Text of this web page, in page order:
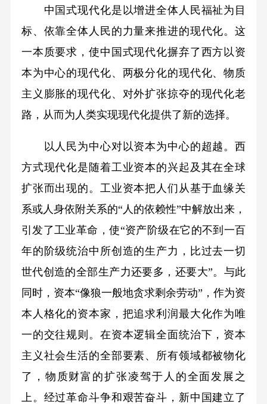
中国式现代化是以增进全体人民福祉为目
标、依靠全体人民的力量来推进的现代化。这
一本质要求，使中国式现代化摒弃了西方以资
本为中心的现代化、两极分化的现代化、物质
主义膨胀的现代化、对外扩张掠夺的现代化老
路，从而为人类实现现代化提供了新的选择。
以人民为中心对以资本为中心的超越。西
方式现代化是随着工业资本的兴起及其在全球
扩张而出现的。工业资本把人们从基于血缘关
系或人身依附关系的“人的依赖性”中解放出来，
引发了工业革命，使“资产阶级在它的不到一百
年的阶级统治中所创造的生产力，比过去一切
世代创造的全部生产力还要多，还要大”。与此
同时，资本“像狼一般地贪求剩余劳动”，作为资
本人格化的资本家，把追求利润最大化作为唯
一的交往规则。在资本逻辑全面统治下，资本
主义社会生活的全部要素、所有领域都被物化
了，物质财富的扩张凌驾于人的全面发展之
上。经过革命斗争和艰苦奋斗，新中国建立了